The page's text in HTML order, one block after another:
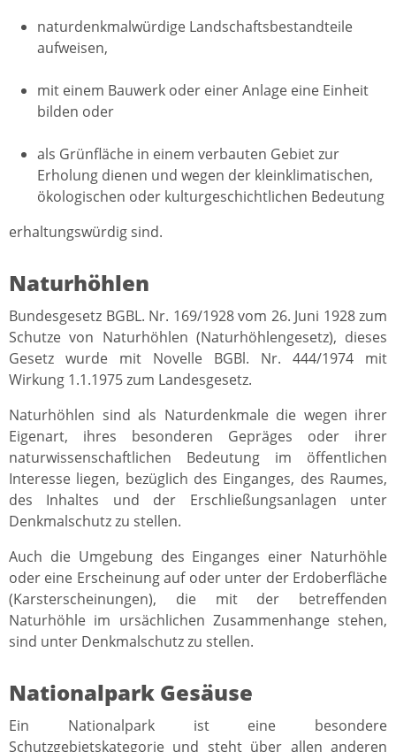
naturdenkmalwürdige Landschaftsbestandteile
aufweisen,
mit einem Bauwerk oder einer Anlage eine Einheit
bilden oder
als Grünfläche in einem verbauten Gebiet zur
Erholung dienen und wegen der kleinklimatischen,
ökologischen oder kulturgeschichtlichen Bedeutung
erhaltungswürdig sind.
Naturhöhlen
Bundesgesetz BGBL. Nr. 169/1928 vom 26. Juni 1928 zum
Schutze von Naturhöhlen (Naturhöhlengesetz), dieses
Gesetz wurde mit Novelle BGBl. Nr. 444/1974 mit
Wirkung 1.1.1975 zum Landesgesetz.
Naturhöhlen sind als Naturdenkmale die wegen ihrer
Eigenart, ihres besonderen Gepräges oder ihrer
naturwissenschaftlichen Bedeutung im öffentlichen
Interesse liegen, bezüglich des Einganges, des Raumes,
des Inhaltes und der Erschließungsanlagen unter
Denkmalschutz zu stellen.
Auch die Umgebung des Einganges einer Naturhöhle
oder eine Erscheinung auf oder unter der Erdoberfläche
(Karsterscheinungen), die mit der betreffenden
Naturhöhle im ursächlichen Zusammenhange stehen,
sind unter Denkmalschutz zu stellen.
Nationalpark Gesäuse
Ein Nationalpark ist eine besondere
Schutzgebietskategorie und steht über allen anderen